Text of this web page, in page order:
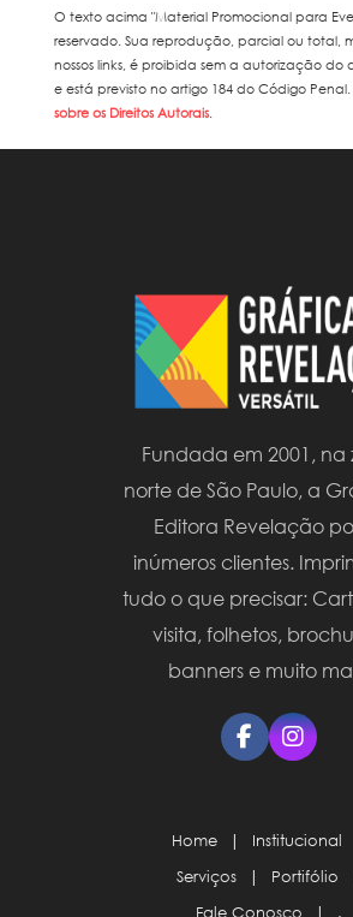
O texto acima "Material Promocional para
reservado. Sua reprodução, parcial ou total,
nossos links, é proibida sem a autorização do
e está previsto no artigo 184 do Código Penal.
sobre os Direitos Autorais.
Fundada em 2001, na
norte de São Paulo, a
Editora Revelação
inúmeros clientes.
tudo o que precisar:
visita, folhetos,
banners e muito
Home | Institucional
Serviços
| Portifólio
Fale Conosco
| .